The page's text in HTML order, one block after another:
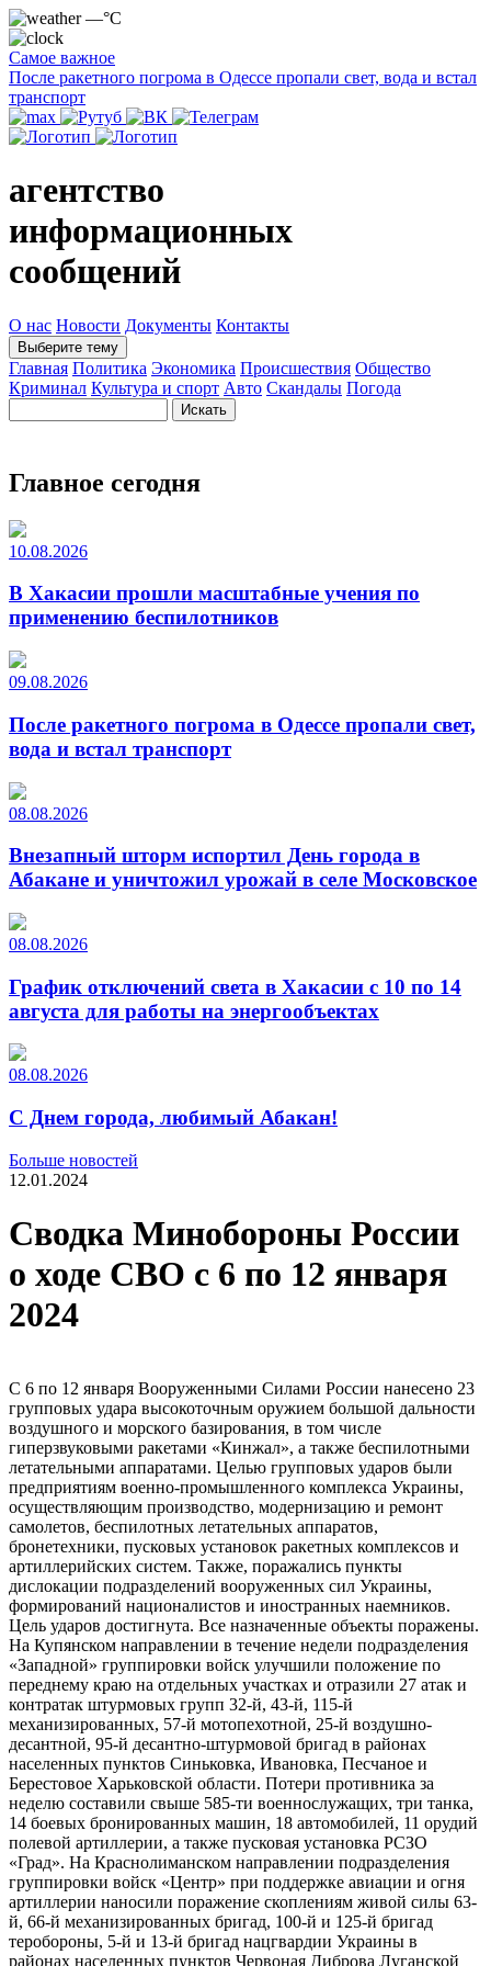
—°C
Самое важное
После ракетного погрома в Одессе пропали свет, вода и встал
транспорт
агентство
информационных
сообщений
О нас Новости Документы Контакты
Выберите тему
Главная Политика Экономика Происшествия Общество
Криминал Культура и спорт Авто Скандалы Погода
Главное сегодня
10.08.2026
В Хакасии прошли масштабные учения по
применению беспилотников
09.08.2026
После ракетного погрома в Одессе пропали свет,
вода и встал транспорт
08.08.2026
Внезапный шторм испортил День города в
Абакане и уничтожил урожай в селе Московское
08.08.2026
График отключений света в Хакасии с 10 по 14
августа для работы на энергообъектах
08.08.2026
С Днем города, любимый Абакан!
Больше новостей
12.01.2024
Сводка Минобороны России
о ходе СВО с 6 по 12 января
2024
С 6 по 12 января Вооруженными Силами России нанесено 23
групповых удара высокоточным оружием большой дальности
воздушного и морского базирования, в том числе
гиперзвуковыми ракетами «Кинжал», а также беспилотными
летательными аппаратами. Целью групповых ударов были
предприятиям военно-​промышленного комплекса Украины,
осуществляющим производство, модернизацию и ремонт
самолетов, беспилотных летательных аппаратов,
бронетехники, пусковых установок ракетных комплексов и
артиллерийских систем. Также, поражались пункты
дислокации подразделений вооруженных сил Украины,
формирований националистов и иностранных наемников.
Цель ударов достигнута. Все назначенные объекты поражены.
На Купянском направлении в течение недели подразделения
«Западной» группировки войск улучшили положение по
переднему краю на отдельных участках и отразили 27 атак и
контратак штурмовых групп 32-й, 43-й, 115-й
механизированных, 57-й мотопехотной, 25-й воздушно-​
десантной, 95-й десантно-​штурмовой бригад в районах
населенных пунктов Синьковка, Ивановка, Песчаное и
Берестовое Харьковской области. Потери противника за
неделю составили свыше 585-ти военнослужащих, три танка,
14 боевых бронированных машин, 18 автомобилей, 11 орудий
полевой артиллерии, а также пусковая установка РСЗО
«Град». На Краснолиманском направлении подразделения
группировки войск «Центр» при поддержке авиации и огня
артиллерии наносили поражение скоплениям живой силы 63-
й, 66-й механизированных бригад, 100-й и 125-й бригад
теробороны, 5-й и 13-й бригад нацгвардии Украины в
районах населенных пунктов Червоная Диброва Луганской